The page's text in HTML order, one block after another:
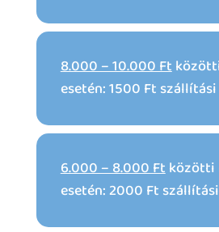
8.000 – 10.000 Ft
esetén: 1500 Ft
6.000 – 8.000 Ftközötti
esetén: 2000 Ft